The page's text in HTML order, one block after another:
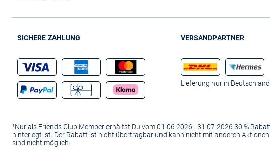
SICHERE ZAHLUNG VERSANDPARTNER
Lieferung nur in Deutschland
¹Nur als Friends Club Member erhältst Du vom 01.06.2026 - 31.07.2026 30 %
hinterlegt ist. Der Rabatt ist nicht übertragbar und kann nicht mit anderen
sind nicht möglich.